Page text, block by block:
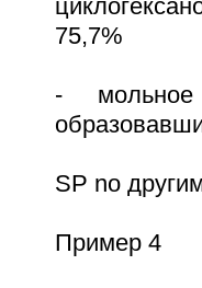
75,7%
- мольное
SP no
Пример 4